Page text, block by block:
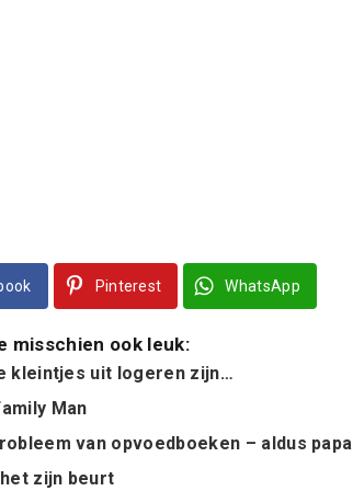
Pinterest WhatsApp
misschien ook leuk:
kleintjes uit logeren zijn…
Man
van opvoedboeken – aldus papa
zijn beurt